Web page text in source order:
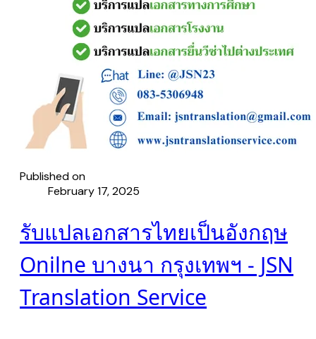
Published on
February 17, 2025
รับแปลเอกสารไทยเป็นอังกฤษ
Onilne บางนา กรุงเทพฯ - JSN
Translation Service